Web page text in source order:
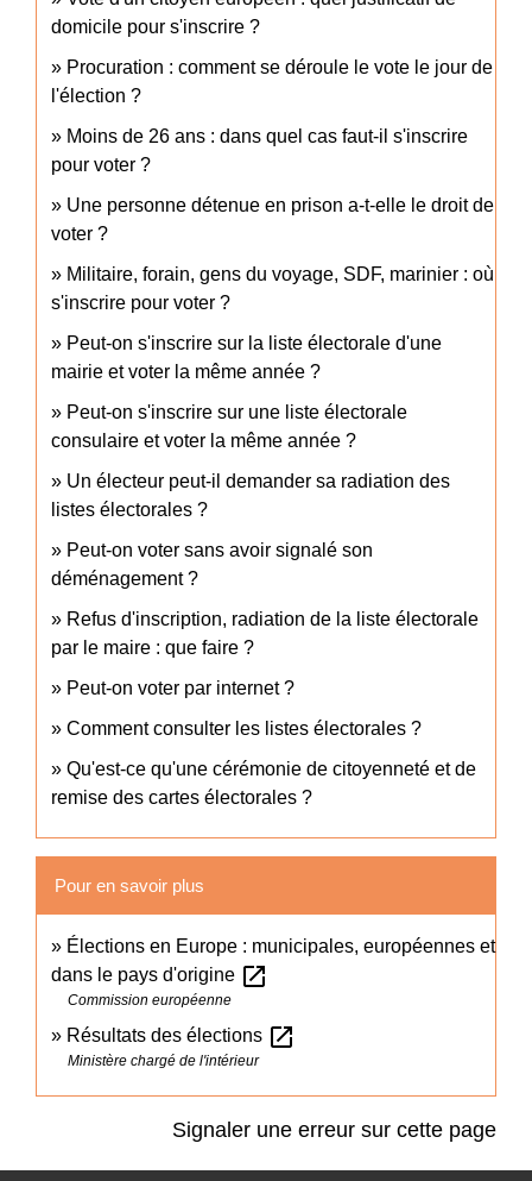
domicile pour s'inscrire ?
Procuration : comment se déroule le vote le jour de
l'élection ?
Moins de 26 ans : dans quel cas faut-il s'inscrire
pour voter ?
Une personne détenue en prison a-t-elle le droit de
voter ?
Militaire, forain, gens du voyage, SDF, marinier : où
s'inscrire pour voter ?
Peut-on s'inscrire sur la liste électorale d'une
mairie et voter la même année ?
Peut-on s'inscrire sur une liste électorale
consulaire et voter la même année ?
Un électeur peut-il demander sa radiation des
listes électorales ?
Peut-on voter sans avoir signalé son
déménagement ?
Refus d'inscription, radiation de la liste électorale
par le maire : que faire ?
Peut-on voter par internet ?
Comment consulter les listes électorales ?
Qu'est-ce qu'une cérémonie de citoyenneté et de
remise des cartes électorales ?
Pour en savoir plus
Élections en Europe : municipales, européennes et
dans le pays d'origine open_in_new
Commission européenne
Résultats des élections open_in_new
Ministère chargé de l'intérieur
Signaler une erreur sur cette page